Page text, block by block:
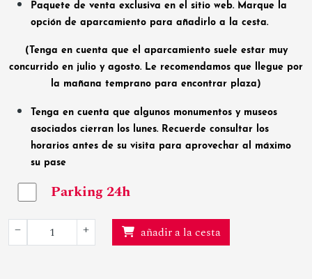
Paquete de venta exclusiva en el sitio web. Marque la
opción de aparcamiento para añadirlo a la cesta.
(Tenga en cuenta que el aparcamiento suele estar muy
concurrido en julio y agosto. Le recomendamos que llegue por
la mañana temprano para encontrar plaza)
Tenga en cuenta que algunos monumentos y museos
asociados cierran los lunes. Recuerde consultar los
horarios antes de su visita para aprovechar al máximo
su pase
Parking 24h
− + añadir a la cesta